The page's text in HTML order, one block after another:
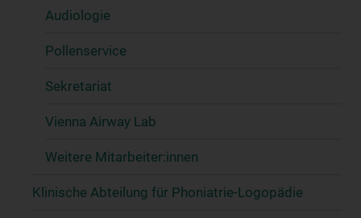
Audiologie
Pollenservice
Sekretariat
Vienna Airway Lab
Weitere Mitarbeiter:innen
Klinische Abteilung für Phoniatrie-Logopädie